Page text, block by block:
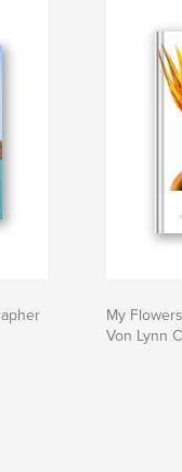
My Flowers
Von Lynn